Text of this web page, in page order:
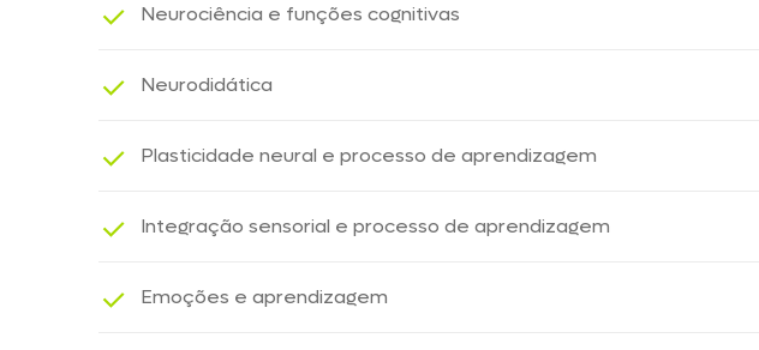
Neurociência e funções cognitivas
Neurodidática
Plasticidade neural e processo de aprendizagem
Integração sensorial e processo de aprendizagem
Emoções e aprendizagem